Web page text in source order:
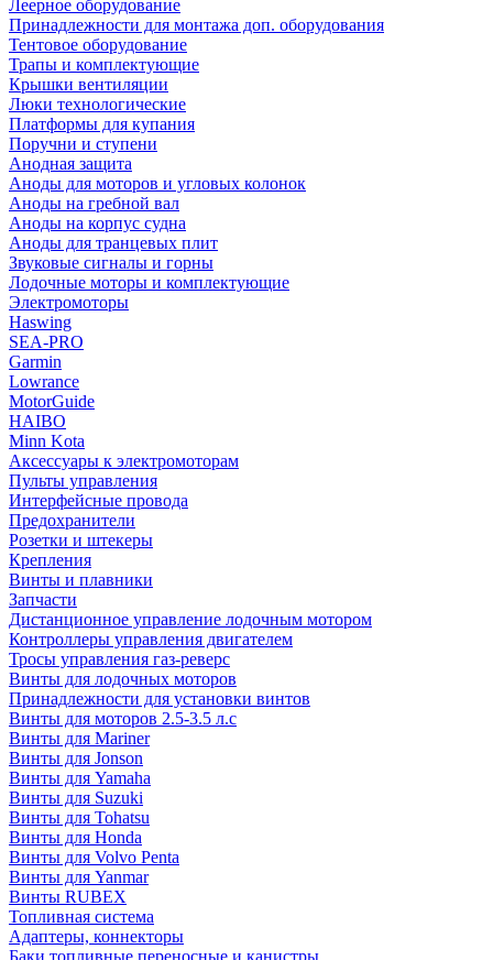
Леерное оборудование
Принадлежности для монтажа доп. оборудования
Тентовое оборудование
Трапы и комплектующие
Крышки вентиляции
Люки технологические
Платформы для купания
Поручни и ступени
Анодная защита
Аноды для моторов и угловых колонок
Аноды на гребной вал
Аноды на корпус судна
Аноды для транцевых плит
Звуковые сигналы и горны
Лодочные моторы и комплектующие
Электромоторы
Haswing
SEA-PRO
Garmin
Lowrance
MotorGuide
HAIBO
Minn Kota
Аксессуары к электромоторам
Пульты управления
Интерфейсные провода
Предохранители
Розетки и штекеры
Крепления
Винты и плавники
Запчасти
Дистанционное управление лодочным мотором
Контроллеры управления двигателем
Тросы управления газ-реверс
Винты для лодочных моторов
Принадлежности для установки винтов
Винты для моторов 2.5-3.5 л.с
Винты для Mariner
Винты для Jonson
Винты для Yamaha
Винты для Suzuki
Винты для Tohatsu
Винты для Honda
Винты для Volvo Penta
Винты для Yanmar
Винты RUBEX
Топливная система
Адаптеры, коннекторы
Баки топливные переносные и канистры